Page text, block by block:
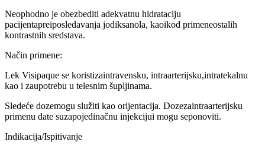
Neophodno je obezbediti adekvatnu hidrataciju
pacijentapreiposledavanja jodiksanola, kaoikod primeneostalih
kontrastnih sredstava.
Način primene:
Lek Visipaque se koristizaintravensku, intraarterijsku,intratekalnu
kao i zaupotrebu u telesnim šupljinama.
Sledeće dozemogu služiti kao orijentacija. Dozezaintraarterijsku
primenu date suzapojedinačnu injekcijui mogu seponoviti.
Indikacija/Ispitivanje